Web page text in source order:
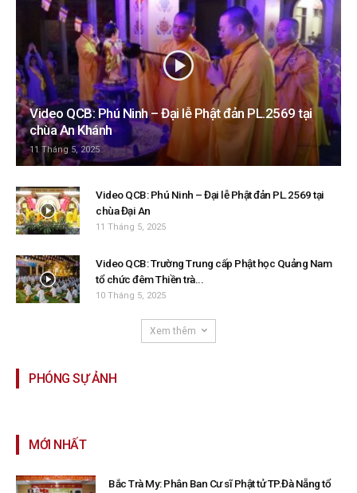
Video QCB: Phú Ninh – Đại lễ Phật đản PL.2569 tại
chùa An Khánh
11 Tháng 5, 2025
Video QCB: Phú Ninh – Đại lễ Phật đản PL.2569 tại
chùa Đại An
11 Tháng 5, 2025
Video QCB: Trường Trung cấp Phật học Quảng Nam
tổ chức đêm Thiền trà...
10 Tháng 5, 2025
Xem thêm
PHÓNG SỰ ẢNH
MỚI NHẤT
Bắc Trà My: Phân Ban Cư sĩ Phật tử TP.Đà Nẵng tổ